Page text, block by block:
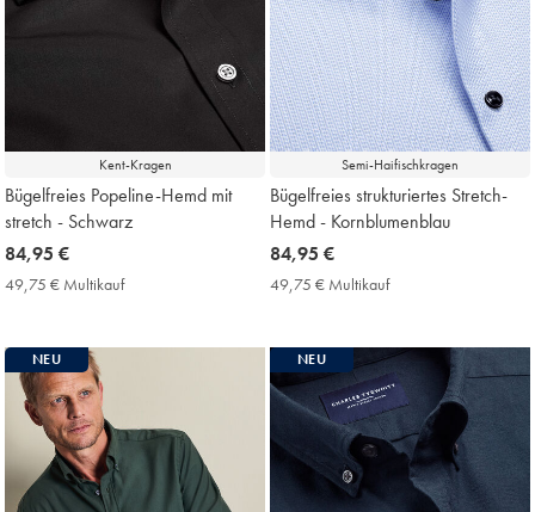
Kent-Kragen
Bügelfreies Popeline-Hemd mit
stretch - Schwarz
now
84,95
84,95 €
49,75 € Multikauf49,75
Price
Semi-Haifischkragen
Bügelfreies strukturiertes Stretch-
Hemd - Kornblumenblau
now
84,95
84,95 €
49,75 € Multikauf49,75
Price
NEU NEU